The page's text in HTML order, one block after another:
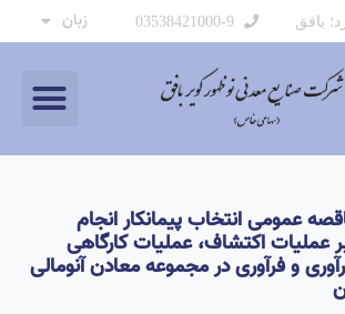
بافق 03538421000-9 زبان
عمومی انتخاب پیمانکار انجام
عملیات اکتشاف، عملیات کارگاهی
و فرآوری در مجموعه معادن آنومالی